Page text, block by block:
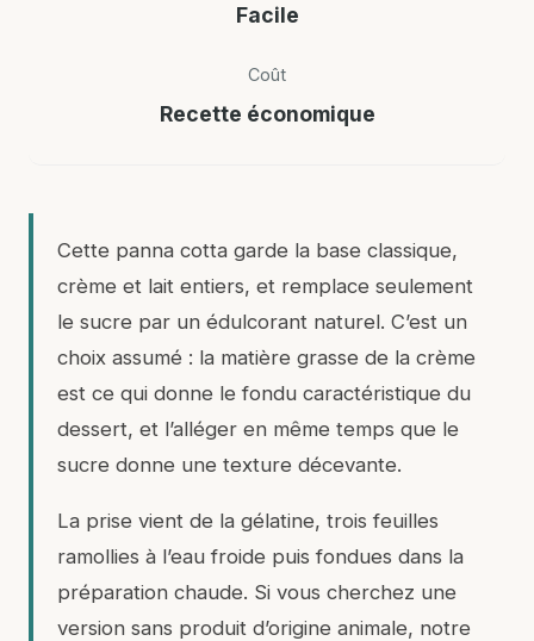
Facile
Coût
Recette économique
Cette panna cotta garde la base classique,
crème et lait entiers, et remplace seulement
le sucre par un édulcorant naturel. C’est un
choix assumé : la matière grasse de la crème
est ce qui donne le fondu caractéristique du
dessert, et l’alléger en même temps que le
sucre donne une texture décevante.
La prise vient de la gélatine, trois feuilles
ramollies à l’eau froide puis fondues dans la
préparation chaude. Si vous cherchez une
version sans produit d’origine animale, notre